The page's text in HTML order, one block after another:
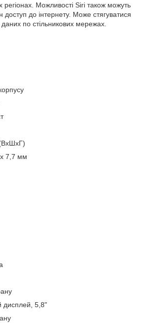
регіонах. Можливості Siri також можуть
доступ до інтернету. Може стягуватися
по стільникових мережах.
7,7 мм
дисплей, 5,8"